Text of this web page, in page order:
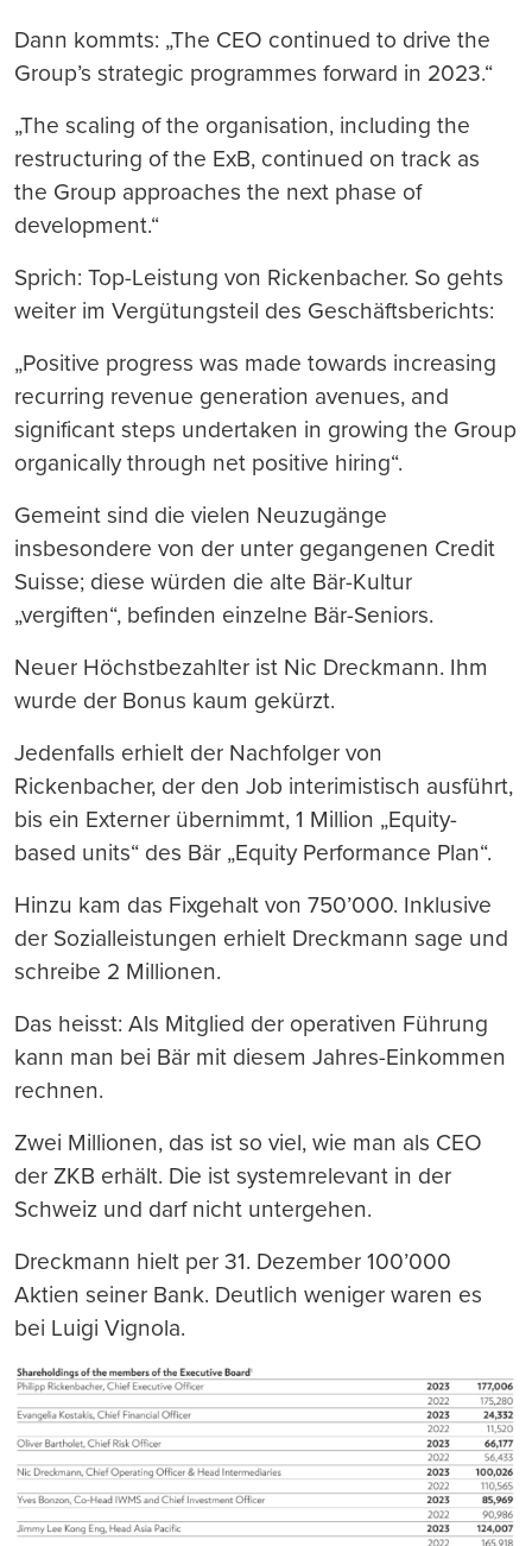
Dann kommts: „The CEO continued to drive the
Group’s strategic programmes forward in 2023.“
„The scaling of the organisation, including the
restructuring of the ExB, continued on track as
the Group approaches the next phase of
development.“
Sprich: Top-Leistung von Rickenbacher. So gehts
weiter im Vergütungsteil des Geschäftsberichts:
„Positive progress was made towards increasing
recurring revenue generation avenues, and
significant steps undertaken in growing the Group
organically through net positive hiring“.
Gemeint sind die vielen Neuzugänge
insbesondere von der unter gegangenen Credit
Suisse; diese würden die alte Bär-Kultur
„vergiften“, befinden einzelne Bär-Seniors.
Neuer Höchstbezahlter ist Nic Dreckmann. Ihm
wurde der Bonus kaum gekürzt.
Jedenfalls erhielt der Nachfolger von
Rickenbacher, der den Job interimistisch ausführt,
bis ein Externer übernimmt, 1 Million „Equity-
based units“ des Bär „Equity Performance Plan“.
Hinzu kam das Fixgehalt von 750’000. Inklusive
der Sozialleistungen erhielt Dreckmann sage und
schreibe 2 Millionen.
Das heisst: Als Mitglied der operativen Führung
kann man bei Bär mit diesem Jahres-Einkommen
rechnen.
Zwei Millionen, das ist so viel, wie man als CEO
der ZKB erhält. Die ist systemrelevant in der
Schweiz und darf nicht untergehen.
Dreckmann hielt per 31. Dezember 100’000
Aktien seiner Bank. Deutlich weniger waren es
bei Luigi Vignola.